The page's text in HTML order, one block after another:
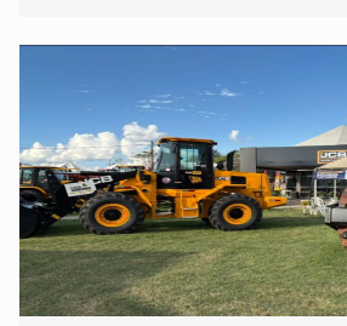
não ter entrado no modo eleição;